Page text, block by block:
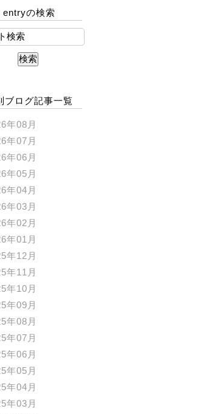
entryの検索
ブログ記事一覧
年08月
年07月
年06月
年05月
年04月
年03月
年02月
年01月
年12月
年11月
年10月
年09月
年08月
年07月
年06月
年05月
年04月
年03月